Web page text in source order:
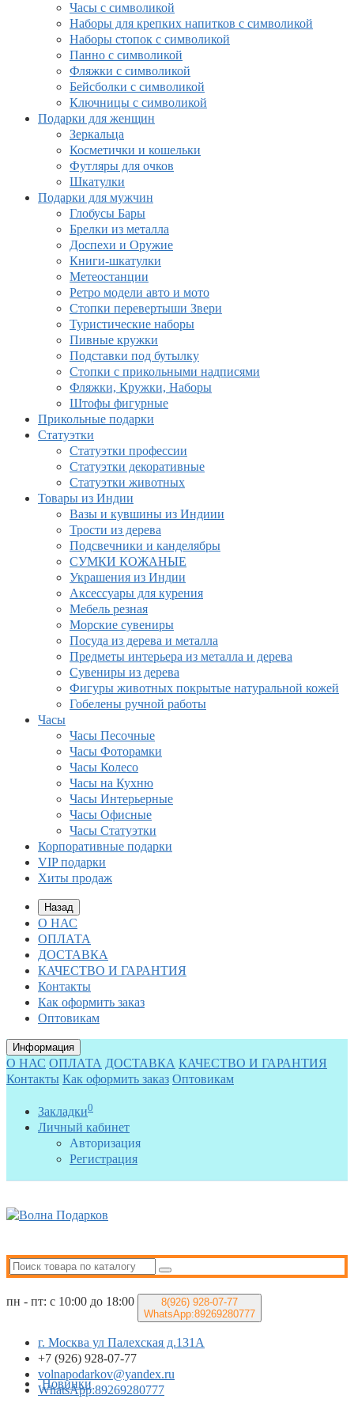
Часы с символикой
Наборы для крепких напитков с символикой
Наборы стопок с символикой
Панно с символикой
Фляжки с символикой
Бейсболки с символикой
Ключницы с символикой
Подарки для женщин
Зеркальца
Косметички и кошельки
Футляры для очков
Шкатулки
Подарки для мужчин
Глобусы Бары
Брелки из металла
Доспехи и Оружие
Книги-шкатулки
Метеостанции
Ретро модели авто и мото
Стопки перевертыши Звери
Туристические наборы
Пивные кружки
Подставки под бутылку
Стопки с прикольными надписями
Фляжки, Кружки, Наборы
Штофы фигурные
Прикольные подарки
Статуэтки
Статуэтки профессии
Статуэтки декоративные
Статуэтки животных
Товары из Индии
Вазы и кувшины из Индиии
Трости из дерева
Подсвечники и канделябры
СУМКИ КОЖАНЫЕ
Украшения из Индии
Аксессуары для курения
Мебель резная
Морские сувениры
Посуда из дерева и металла
Предметы интерьера из металла и дерева
Сувениры из дерева
Фигуры животных покрытые натуральной кожей
Гобелены ручной работы
Часы
Часы Песочные
Часы Фоторамки
Часы Колесо
Часы на Кухню
Часы Интерьерные
Часы Офисные
Часы Статуэтки
Корпоративные подарки
VIP подарки
Хиты продаж
Назад
О НАС
ОПЛАТА
ДОСТАВКА
КАЧЕСТВО И ГАРАНТИЯ
Контакты
Как оформить заказ
Оптовикам
Информация
О НАС ОПЛАТА ДОСТАВКА КАЧЕСТВО И ГАРАНТИЯ
Контакты Как оформить заказ Оптовикам
Закладки0
Личный кабинет
Авторизация
Регистрация
пн - пт: с 10:00 до 18:00 8(926) 928-07-77
WhatsApp:89269280777
г. Москва ул Палехская д.131А
+7 (926) 928-07-77
volnapodarkov@yandex.ru
WhatsApp:89269280777
Новинки